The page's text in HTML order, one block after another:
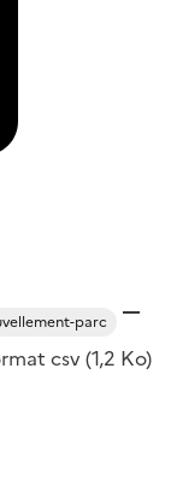
parc
csv(1,2 Ko)